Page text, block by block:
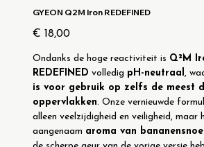
GYEON Q2M Iron REDEFINED
Prijs
€ 18,00
Ondanks de hoge reactiviteit is Q²M
REDEFINED volledig pH-neutraal,
is voor gebruik op zelfs de meest
oppervlakken. Onze vernieuwde
alleen veelzijdigheid en veiligheid, maar
aangenaam aroma van